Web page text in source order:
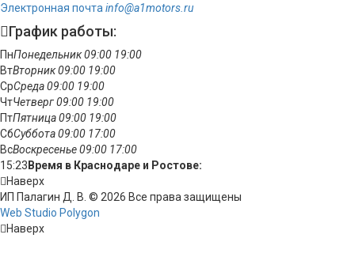
Электронная почтаinfo@a1motors.ru
График работы:
ПнПонедельник09:00 19:00
ВтВторник09:00 19:00
СрСреда09:00 19:00
ЧтЧетверг09:00 19:00
ПтПятница09:00 19:00
СбСуббота09:00 17:00
ВсВоскресенье09:00 17:00
15:23 Время в Краснодаре и Ростове:
Наверх
ИП Палагин Д. В. © 2026 Все права защищены
Web Studio Polygon
Наверх